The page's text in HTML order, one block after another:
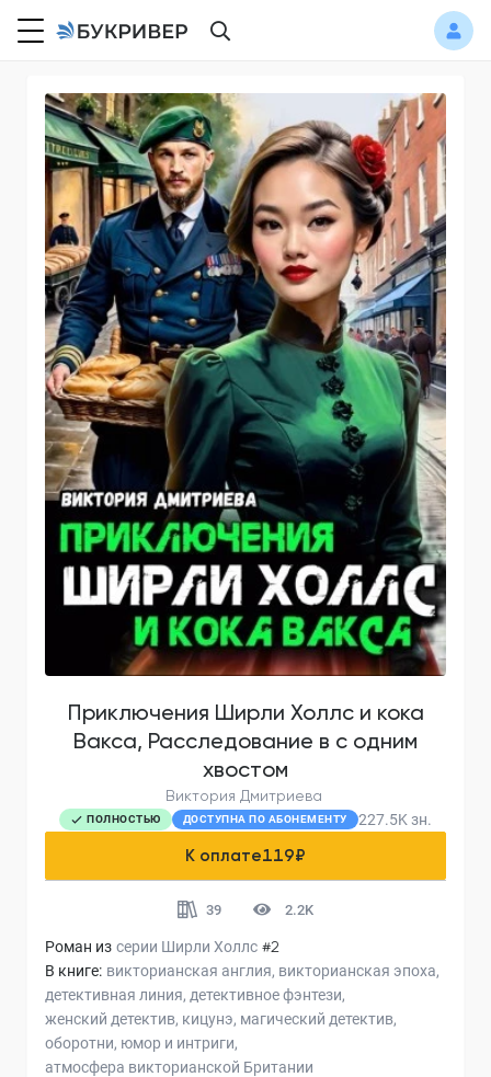
Приключения Ширли Холлс и кока
Вакса, Расследование в с одним
хвостом
Виктория Дмитриева
ПОЛНОСТЬЮ ДОСТУПНА ПО АБОНЕМЕНТУ 227.5K зн.
К оплате119₽
39 2.2K
Роман из серии Ширли Холлс #2
В книге: викторианская англия викторианская эпоха
детективная линия детективное фэнтези
женский детектив кицунэ магический детектив
оборотни юмор и интриги
атмосфера викторианской Британии